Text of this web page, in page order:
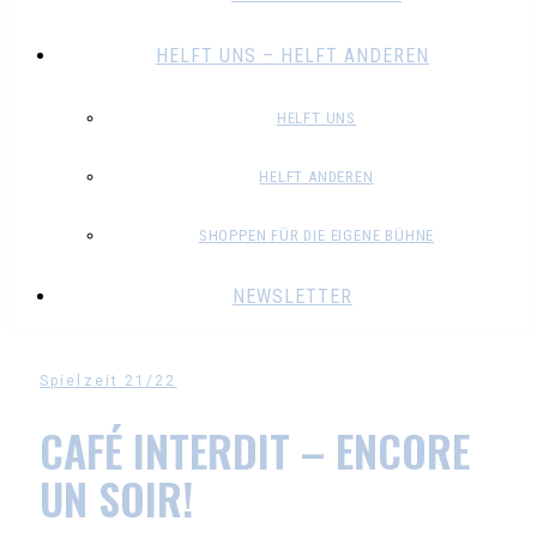
HELFT UNS – HELFT ANDEREN
HELFT UNS
HELFT ANDEREN
SHOPPEN FÜR DIE EIGENE BÜHNE
NEWSLETTER
Spielzeit 21/22
CAFÉ INTERDIT – ENCORE
UN SOIR!